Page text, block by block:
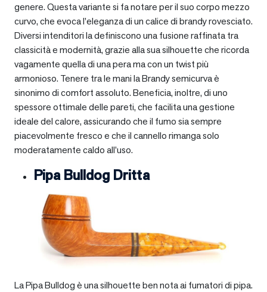
genere. Questa variante si fa notare per il suo corpo mezzo
curvo, che evoca l’eleganza di un calice di brandy rovesciato.
Diversi intenditori la definiscono una fusione raffinata tra
classicità e modernità, grazie alla sua silhouette che ricorda
vagamente quella di una pera ma con un twist più
armonioso. Tenere tra le mani la Brandy semicurva è
sinonimo di comfort assoluto. Beneficia, inoltre, di uno
spessore ottimale delle pareti, che facilita una gestione
ideale del calore, assicurando che il fumo sia sempre
piacevolmente fresco e che il cannello rimanga solo
moderatamente caldo all’uso.
Pipa Bulldog Dritta
La Pipa Bulldog è una silhouette ben nota ai fumatori di pipa.